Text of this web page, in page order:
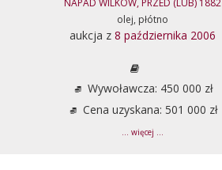
olej, płótno
aukcja z 8 października 2006
Wywoławcza: 450 000 zł
Cena uzyskana: 501 000 zł
... więcej ...